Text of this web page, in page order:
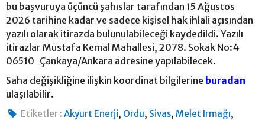
bu başvuruya üçüncü şahıslar tarafından 15 Ağustos
2026 tarihine kadar ve sadece kişisel hak ihlali açısından
yazılı olarak itirazda bulunulabileceği kaydedildi. Yazılı
itirazlar Mustafa Kemal Mahallesi, 2078. Sokak No:4
06510 Çankaya/Ankara adresine yapılabilecek.
Saha değişikliğine ilişkin koordinat bilgilerine buradan
ulaşılabilir.
Etiketler : Akyurt Enerji, Ordu, Sivas,Melet Irmağı,